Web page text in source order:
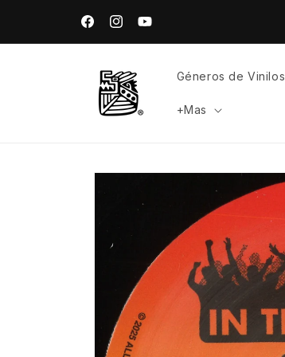
directamente
FacebookInstagramYouTube
Géneros de Vinilos
+Mas
directamente
información